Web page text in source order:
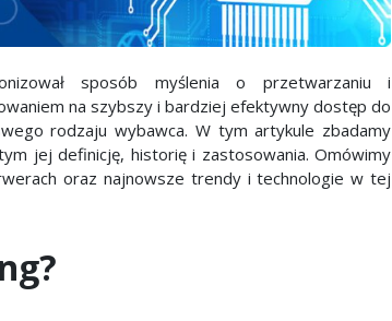
sposób myślenia o przetwarzaniu i
na szybszy i bardziej efektywny dostęp do
rodzaju wybawca. W tym artykule zbadamy
jej definicję, historię i zastosowania. Omówimy
oraz najnowsze trendy i technologie w tej